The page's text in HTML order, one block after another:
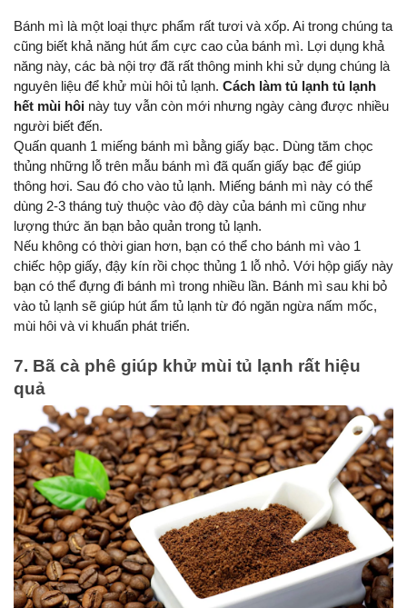
Bánh mì là một loại thực phẩm rất tươi và xốp. Ai trong chúng ta
cũng biết khả năng hút ẩm cực cao của bánh mì. Lợi dụng khả
năng này, các bà nội trợ đã rất thông minh khi sử dụng chúng là
nguyên liệu để khử mùi hôi tủ lạnh. Cách làm tủ lạnh tủ lạnh
hết mùi hôi này tuy vẫn còn mới nhưng ngày càng được nhiều
người biết đến.
Quấn quanh 1 miếng bánh mì bằng giấy bạc. Dùng tăm chọc
thủng những lỗ trên mẫu bánh mì đã quấn giấy bạc để giúp
thông hơi. Sau đó cho vào tủ lạnh. Miếng bánh mì này có thể
dùng 2-3 tháng tuỳ thuộc vào độ dày của bánh mì cũng như
lượng thức ăn bạn bảo quản trong tủ lạnh.
Nếu không có thời gian hơn, bạn có thể cho bánh mì vào 1
chiếc hộp giấy, đậy kín rồi chọc thủng 1 lỗ nhỏ. Với hộp giấy này
bạn có thể đựng đi bánh mì trong nhiều lần. Bánh mì sau khi bỏ
vào tủ lạnh sẽ giúp hút ẩm tủ lạnh từ đó ngăn ngừa nấm mốc,
mùi hôi và vi khuẩn phát triển.
7. Bã cà phê giúp khử mùi tủ lạnh rất hiệu
quả